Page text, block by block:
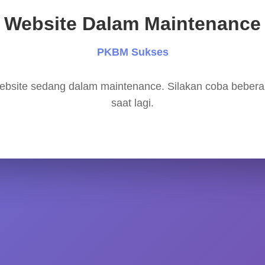
Website Dalam Maintenance
PKBM Sukses
sedang dalam maintenance. Silakan coba
saat lagi.